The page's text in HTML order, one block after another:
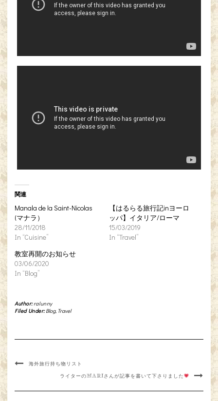
関連
Manala de la Saint-Nicolas
(マナラ）
28/11/2018
In “Cuisine”
【はるらる旅行記inヨーロ
ッパ】イタリア/ローマ
15/03/2019
In “Travel”
教室再開のお知らせ
03/06/2020
In “Blog”
Author:ralunny
Filed Under:Blog, Travel
海外旅行持ち物リスト
ライターのMARIさんが記事を書いて下さりました